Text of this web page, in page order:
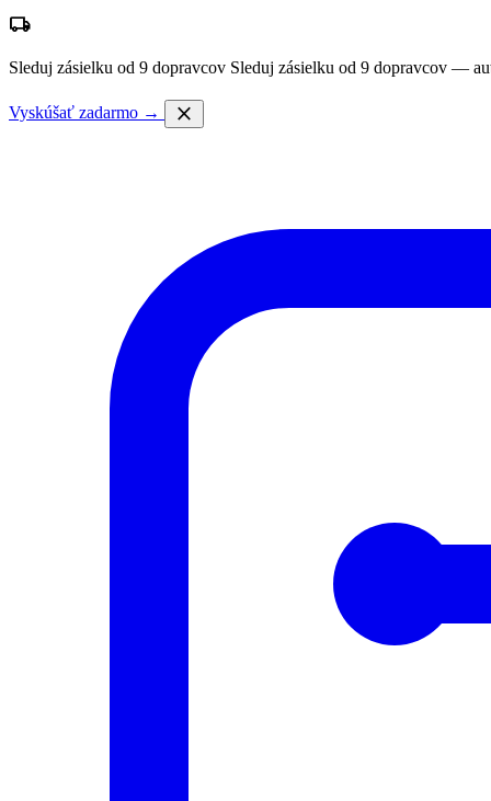
local_shipping
Sleduj zásielku od 9 dopravcov Sleduj zásielku od 9 dopravcov —
Vyskúšať zadarmo → close